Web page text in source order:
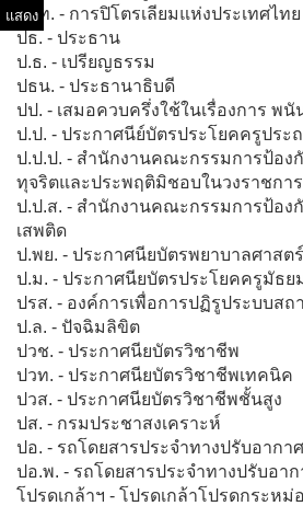
ปตท. - การปิโตรเลียมแห่งประเทศไทย
ปธ. - ประธาน
ป.ธ. - เปรียญธรรม
ปธน. - ประธานาธิบดี
ปป. - เสมอควบครึ่งใช้ในเรื่องการ พ
ป.ป. - ประกาศนีย์บัตรประโยคครูประ
ป.ป.ป. - สำนักงานคณะกรรมการป้อง
ทุจริตและประพฤติมิชอบในวงราชกา
ป.ป.ส. - สำนักงานคณะกรรมการป้อง
เสพติด
ป.พย. - ประกาศนียบัตรพยาบาลศาสตร์
ป.ม. - ประกาศนียบัตรประโยคครูมัธย
ปรส. - องค์การเพื่อการปฏิรูประบบสถ
ป.ล. - ปัจฉิมลิขิต
ปวช. - ประกาศนียบัตรวิชาชีพ
ปวท. - ประกาศนียบัตรวิชาชีพเทคนิค
ปวส. - ประกาศนียบัตรวิชาชีพชั้นสูง
ปส. - กรมประชาสงเคราะห์
ปอ. - รถโดยสารประจำทางปรับอากาศ
ปอ.พ. - รถโดยสารประจำทางปรับอาก
โปรดเกล้าฯ - โปรดเกล้าโปรดกระหม่
แสดง